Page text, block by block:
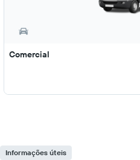
Comercial
Informações úteis